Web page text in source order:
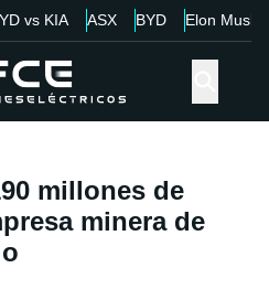
vs KIA ASX BYD Elon Musk
millones de
minera de